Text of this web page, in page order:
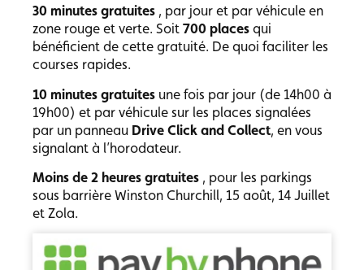
30 minutes gratuites , par jour et par véhicule en
zone rouge et verte. Soit 700 places qui
bénéficient de cette gratuité. De quoi faciliter les
courses rapides.
10 minutes gratuites une fois par jour (de 14h00 à
19h00) et par véhicule sur les places signalées
par un panneau Drive Click and Collect, en vous
signalant à l’horodateur.
Moins de 2 heures gratuites , pour les parkings
sous barrière Winston Churchill, 15 août, 14 Juillet
et Zola.